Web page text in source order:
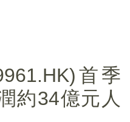
首季
約34億元人